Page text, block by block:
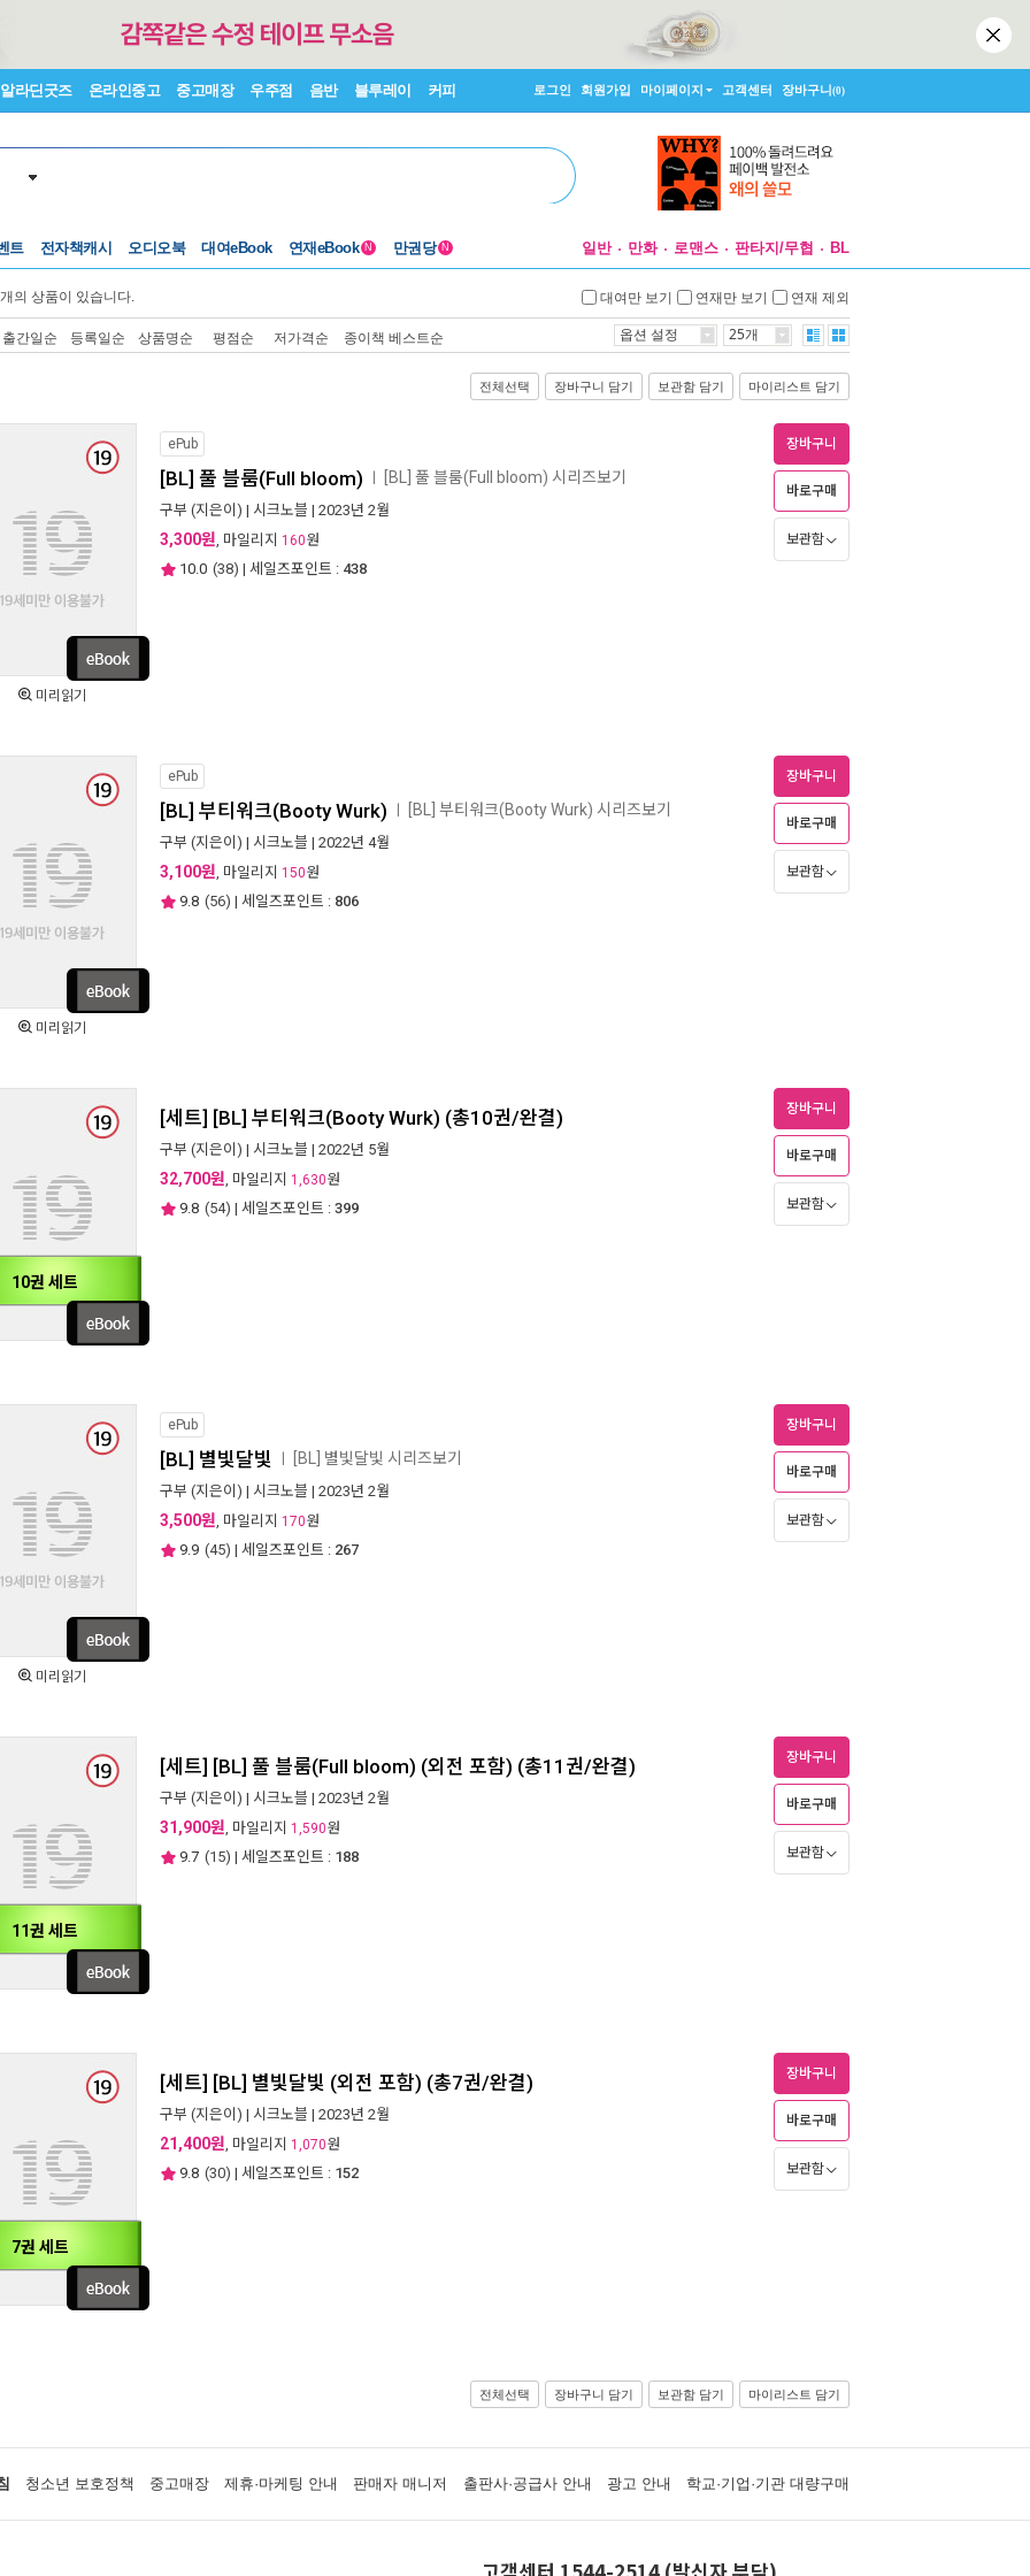
알라딘굿즈 온라인중고 중고매장 우주점 음반 블루레이 커피 로그인 회원가입 마이페이지 고객센터 장바구니(0)
트 전자책캐시 오디오북 대여eBook 연재eBook N 만권당 N 일반 만화 로맨스 판타지/무협 BL
개의 상품이 있습니다. 대여만 보기 연재만 보기 연재 제외
출간일순 등록일순 상품명순 평점순 저가격순 종이책 베스트순 옵션 설정 25개
전체선택 장바구니 담기 보관함 담기 마이리스트 담기
미리읽기
ePub
[BL] 풀 블룸(Full bloom) [BL] 풀 블룸(Full bloom) 시리즈보기
구부 (지은이) | 시크노블 | 2023년 2월
3,300원, 마일리지 160원
10.0 (38) | 세일즈포인트 : 438
장바구니
바로구매
보관함
미리읽기
ePub
[BL] 부티워크(Booty Wurk) [BL] 부티워크(Booty Wurk) 시리즈보기
구부 (지은이) | 시크노블 | 2022년 4월
3,100원, 마일리지 150원
9.8 (56) | 세일즈포인트 : 806
장바구니
바로구매
보관함
10권 세트
[세트] [BL] 부티워크(Booty Wurk) (총10권/완결)
구부 (지은이) | 시크노블 | 2022년 5월
32,700원, 마일리지 1,630원
9.8 (54) | 세일즈포인트 : 399
장바구니
바로구매
보관함
미리읽기
ePub
[BL] 별빛달빛 [BL] 별빛달빛 시리즈보기
구부 (지은이) | 시크노블 | 2023년 2월
3,500원, 마일리지 170원
9.9 (45) | 세일즈포인트 : 267
장바구니
바로구매
보관함
11권 세트
[세트] [BL] 풀 블룸(Full bloom) (외전 포함) (총11권/완결)
구부 (지은이) | 시크노블 | 2023년 2월
31,900원, 마일리지 1,590원
9.7 (15) | 세일즈포인트 : 188
장바구니
바로구매
보관함
7권 세트
[세트] [BL] 별빛달빛 (외전 포함) (총7권/완결)
구부 (지은이) | 시크노블 | 2023년 2월
21,400원, 마일리지 1,070원
9.8 (30) | 세일즈포인트 : 152
장바구니
바로구매
보관함
전체선택 장바구니 담기 보관함 담기 마이리스트 담기
청소년 보호정책 중고매장 제휴·마케팅 안내 판매자 매니저 출판사·공급사 안내 광고 안내 학교·기업·기관 대량구매